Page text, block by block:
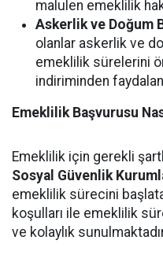
malulen emeklilik
Askerlik ve Doğum
olanlar askerlik ve
emeklilik sürelerini
indiriminden
Emeklilik Başvurusu
Emeklilik için gerekli
Sosyal Güvenlik
emeklilik sürecini
koşulları ile emeklilik
ve kolaylık